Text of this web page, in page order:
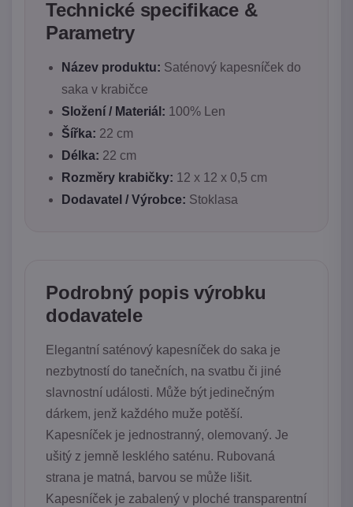
Technické specifikace &
Parametry
Název produktu: Saténový kapesníček do
saka v krabičce
Složení / Materiál: 100% Len
Šířka: 22 cm
Délka: 22 cm
Rozměry krabičky: 12 x 12 x 0,5 cm
Dodavatel / Výrobce: Stoklasa
Podrobný popis výrobku
dodavatele
Elegantní saténový kapesníček do saka je
nezbytností do tanečních, na svatbu či jiné
slavnostní události. Může být jedinečným
dárkem, jenž každého muže potěší.
Kapesníček je jednostranný, olemovaný. Je
ušitý z jemně lesklého saténu. Rubovaná
strana je matná, barvou se může lišit.
Kapesníček je zabalený v ploché transparentní